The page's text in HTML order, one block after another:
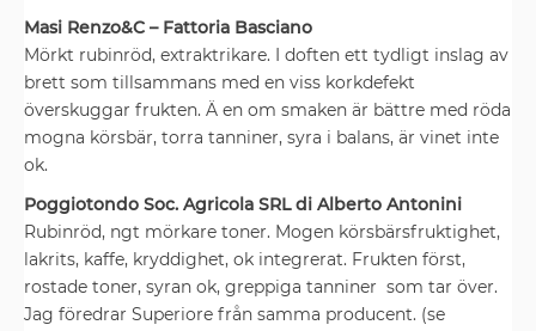
Masi Renzo&C – Fattoria Basciano
Mörkt rubinröd, extraktrikare. I doften ett tydligt inslag av
brett som tillsammans med en viss korkdefekt
överskuggar frukten. Ä en om smaken är bättre med röda
mogna körsbär, torra tanniner, syra i balans, är vinet inte
ok.
Poggiotondo Soc. Agricola SRL di Alberto Antonini
Rubinröd, ngt mörkare toner. Mogen körsbärsfruktighet,
lakrits, kaffe, kryddighet, ok integrerat. Frukten först,
rostade toner, syran ok, greppiga tanniner som tar över.
Jag föredrar Superiore från samma producent. (se